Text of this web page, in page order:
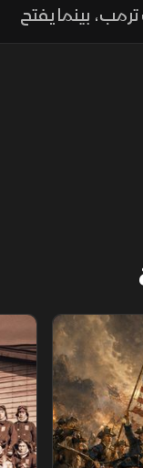
بينما يفتح
السعودية